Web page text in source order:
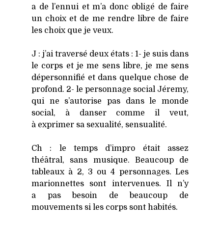
a de l’ennui et m’a donc obli­gé de faire
un choix et de me rendre libre de faire
les choix que je veux.
J : j’ai tra­ver­sé deux états : 1- je suis dans
le corps et je me sens libre, je me sens
déper­son­ni­fié et dans quelque chose de
pro­fond. 2- le per­son­nage social Jére­my,
qui ne s’autorise pas dans le monde
social, à dan­ser comme il veut,
à expri­mer sa sexua­li­té, sen­sua­li­té.
Ch : le temps d’impro était assez
théâ­tral, sans musique. Beau­coup de
tableaux à 2, 3 ou 4 per­son­nages. Les
marion­nettes sont inter­ve­nues. Il n’y
a pas besoin de beau­coup de
mou­ve­ments si les corps sont habi­tés.